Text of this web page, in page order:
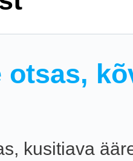
otsas,
kusitiava